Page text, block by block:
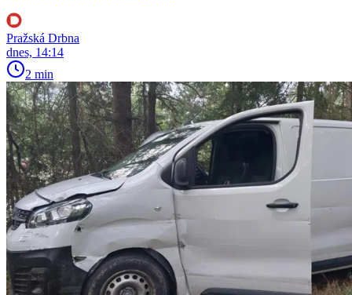
Pražská Drbna
dnes, 14:14
2 min